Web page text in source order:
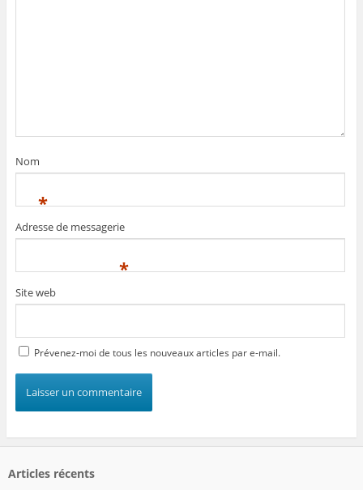
Nom
*
Adresse de messagerie
*
Site web
Prévenez-moi de tous les nouveaux articles par e-mail.
Articles récents